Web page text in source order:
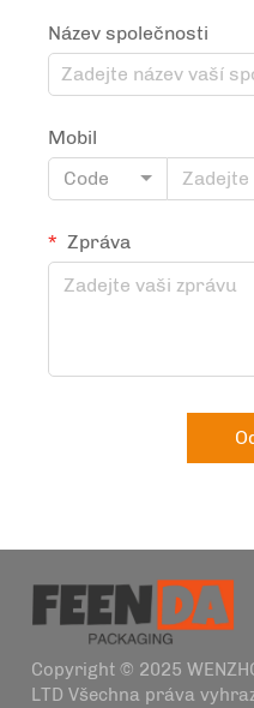
Název společnosti
Mobil
Code
Zpráva
Copyright © 2025
LTD Všechna práva